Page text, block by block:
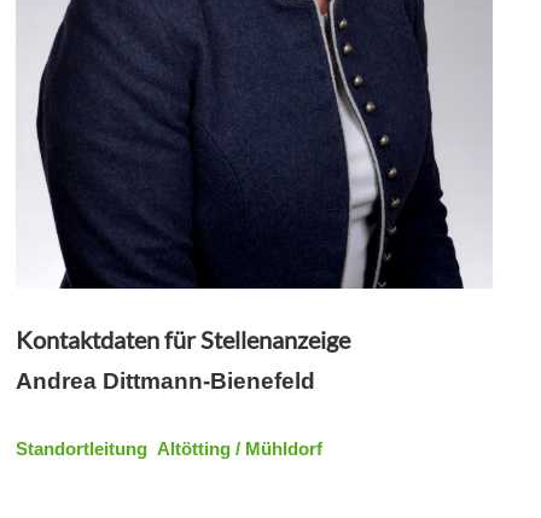
Kontaktdaten für Stellenanzeige
Andrea Dittmann-Bienefeld
Standortleitung Altötting / Mühldorf